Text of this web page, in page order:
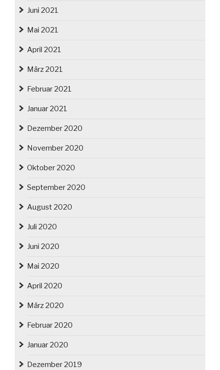
Juni 2021
Mai 2021
April 2021
März 2021
Februar 2021
Januar 2021
Dezember 2020
November 2020
Oktober 2020
September 2020
August 2020
Juli 2020
Juni 2020
Mai 2020
April 2020
März 2020
Februar 2020
Januar 2020
Dezember 2019